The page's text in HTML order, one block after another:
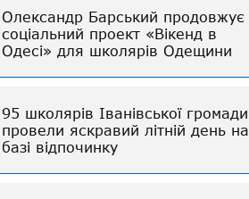
Олександр Барський продовжує
соціальний проект «Вікенд в
Одесі» для школярів Одещини
95 школярів Іванівської громади
провели яскравий літній день на
базі відпочинку